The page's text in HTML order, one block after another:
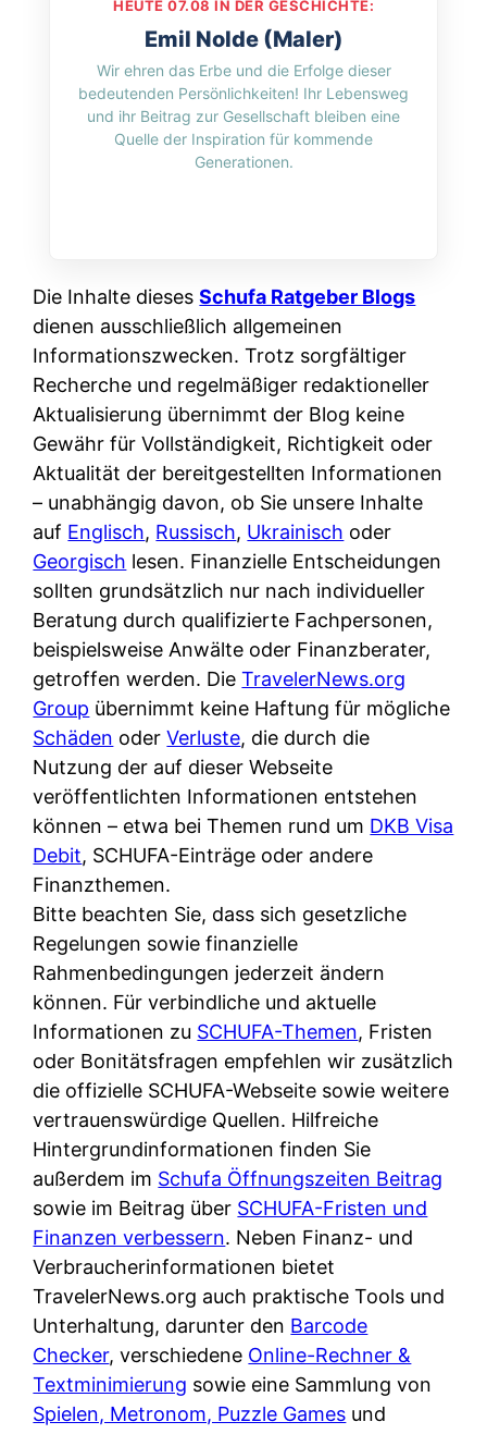
HEUTE 07.08 IN DER GESCHICHTE:
Emil Nolde (Maler)
Wir ehren das Erbe und die Erfolge dieser
bedeutenden Persönlichkeiten! Ihr Lebensweg
und ihr Beitrag zur Gesellschaft bleiben eine
Quelle der Inspiration für kommende
Generationen.
Die Inhalte diesesSchufa Ratgeber Blogs
dienen ausschließlich allgemeinen
Informationszwecken. Trotz sorgfältiger
Recherche und regelmäßiger redaktioneller
Aktualisierung übernimmt der Blog keine
Gewähr für Vollständigkeit, Richtigkeit oder
Aktualität der bereitgestellten Informationen
– unabhängig davon, ob Sie unsere Inhalte
auf Englisch, Russisch, Ukrainisch oder
Georgisch lesen. Finanzielle Entscheidungen
sollten grundsätzlich nur nach individueller
Beratung durch qualifizierte Fachpersonen,
beispielsweise Anwälte oder Finanzberater,
getroffen werden. DieTravelerNews.org
Group übernimmt keine Haftung für mögliche
Schäden oderVerluste, die durch die
Nutzung der auf dieser Webseite
veröffentlichten Informationen entstehen
können – etwa bei Themen rund um DKB Visa
Debit, SCHUFA-Einträge oder andere
Finanzthemen.
Bitte beachten Sie, dass sich gesetzliche
Regelungen sowie finanzielle
Rahmenbedingungen jederzeit ändern
können. Für verbindliche und aktuelle
Informationen zu SCHUFA-Themen, Fristen
oder Bonitätsfragen empfehlen wir zusätzlich
die offizielle SCHUFA-Webseite sowie weitere
vertrauenswürdige Quellen. Hilfreiche
Hintergrundinformationen finden Sie
außerdem im Schufa Öffnungszeiten Beitrag
sowie im Beitrag über SCHUFA-Fristen und
Finanzen verbessern. Neben Finanz- und
Verbraucherinformationen bietet
TravelerNews.org auch praktische Tools und
Unterhaltung, darunter den Barcode
Checker, verschiedene Online-Rechner &
Textminimierung sowie eine Sammlung von
Spielen, Metronom, Puzzle Games und